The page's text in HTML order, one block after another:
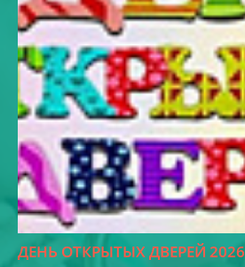
ДЕНЬ ОТКРЫТЫХ ДВЕРЕЙ 2026